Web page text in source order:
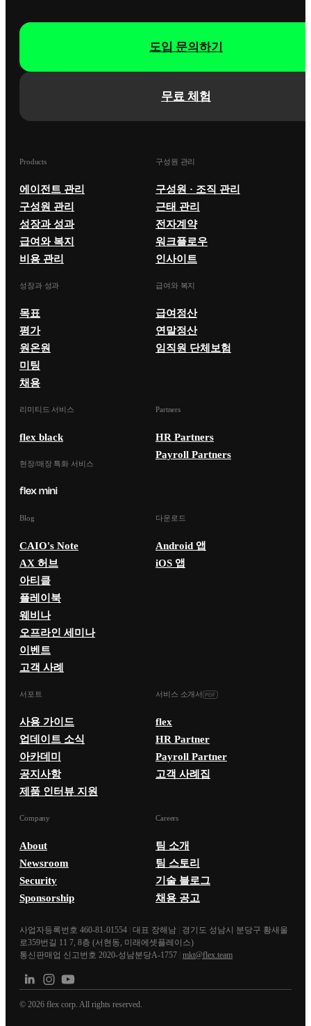
무료 체험
도입 문의하기
Products
에이전트 관리
구성원 관리
성장과 성과
급여와 복지
비용 관리
구성원 관리
구성원 · 조직 관리
근태 관리
전자계약
워크플로우
인사이트
성장과 성과
목표
평가
원온원
미팅
채용
급여와 복지
급여정산
연말정산
임직원 단체보험
리미티드 서비스
flex black
현장/매장 특화 서비스
Partners
HR Partners
Payroll Partners
Blog
CAIO's Note
AX 허브
아티클
플레이북
웨비나
오프라인 세미나
이벤트
고객 사례
다운로드
Android 앱
iOS 앱
서포트
사용 가이드
업데이트 소식
아카데미
공지사항
제품 인터뷰 지원
서비스 소개서
flex
HR Partner
Payroll Partner
고객 사례집
Company
About
Newsroom
Security
Sponsorship
Careers
팀 소개
팀 스토리
기술 블로그
채용 공고
사업자등록번호 460-81-01554 대표 장해남
경기도 성남시 분당구 황새울
로359번길 11 7, 8층 (서현동, 미래에셋플레이스)
통신판매업 신고번호 2020-성남분당A-1757 mkt@flex.team
© 2026 flex corp. All rights reserved.